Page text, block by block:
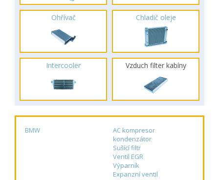
Ohřívač Chladič oleje
Intercooler Vzduch filter kabíny
BMW
AC kompresor
kondenzátor
Sušící filtr
Ventil EGR
Výparník
Expanzní ventil